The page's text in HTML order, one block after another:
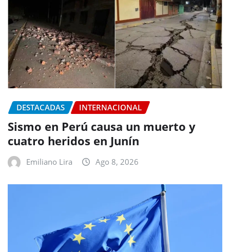
DESTACADAS INTERNACIONAL
Sismo en Perú causa un muerto y
cuatro heridos en Junín
Emiliano Lira Ago 8, 2026